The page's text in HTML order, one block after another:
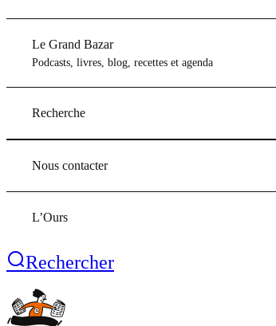
Le Grand Bazar
Podcasts, livres, blog, recettes et agenda
Recherche
Nous contacter
L’Ours
Rechercher